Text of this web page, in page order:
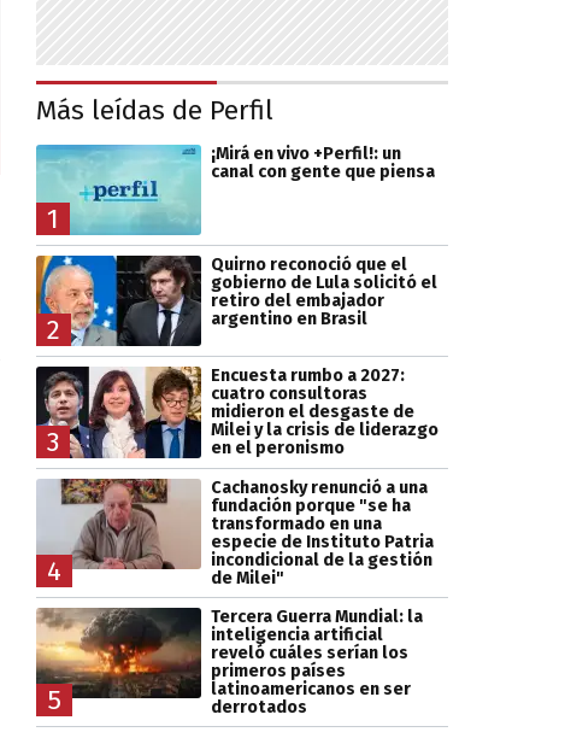
Más leídas de Perfil
1
¡Mirá en vivo +Perfil!: un
canal con gente que piensa
2
Quirno reconoció que el
gobierno de Lula solicitó el
retiro del embajador
argentino en Brasil
3
Encuesta rumbo a 2027:
cuatro consultoras
midieron el desgaste de
Milei y la crisis de liderazgo
en el peronismo
4
Cachanosky renunció a una
fundación porque "se ha
transformado en una
especie de Instituto Patria
incondicional de la gestión
de Milei"
5
Tercera Guerra Mundial: la
inteligencia artificial
reveló cuáles serían los
primeros países
latinoamericanos en ser
derrotados